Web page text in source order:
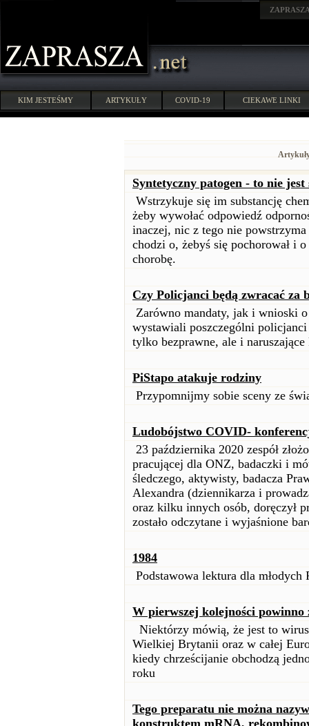
KIM JESTEŚMY ARTYKUŁY COVID-19 CIEKAWE LINKI
Syntetyczny patogen - to nie jest
Wstrzykuje się im substancję
żeby wywołać odpowiedź
inaczej, nic z tego nie
chodzi o, żebyś się pochorował i
chorobę.
Czy Policjanci będą zwracać za
Zarówno mandaty, jak i wnioski
wystawiali poszczególni
tylko bezprawne, ale i
PiStapo atakuje rodziny
Przypomnijmy sobie sceny ze
Ludobójstwo COVID-
23 października 2020 zespół
pracującej dla ONZ, badaczki i
śledczego, aktywisty, badacza
Alexandra (dziennikarza i
oraz kilku innych osób, doręczył
zostało odczytane i wyjaśnione
1984
Podstawowa lektura dla młodych
W pierwszej kolejności powinno
Niektórzy mówią, że jest to
Wielkiej Brytanii oraz w całej
kiedy chrześcijanie obchodzą
roku
Tego preparatu nie można
konstruktem mRNA,